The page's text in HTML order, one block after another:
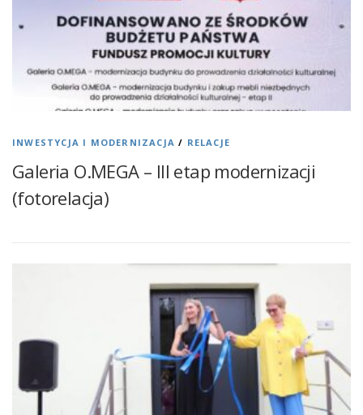
INWESTYCJA I MODERNIZACJA / RELACJE
Galeria O.MEGA – III etap modernizacji
(fotorelacja)